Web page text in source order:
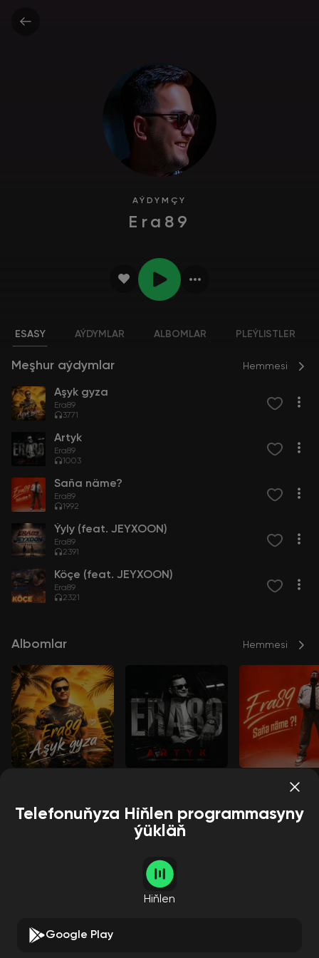
AÝDYMÇY
Era89
ESASY AÝDYMLAR ALBOMLAR PLEÝLISTLER
Meşhur aýdymlar Hemmesi
Aşyk gyza
Era89
3771
Artyk
Era89
1003
Saňa näme?
Era89
1992
Ýyly (feat. JEYXOON)
Era89
2391
Köçe (feat. JEYXOON)
Era89
2321
Albomlar Hemmesi
Saňa näme?
Telefonuňyza Hiňlen programmasyny
ýükläň
Hiňlen
Google Play